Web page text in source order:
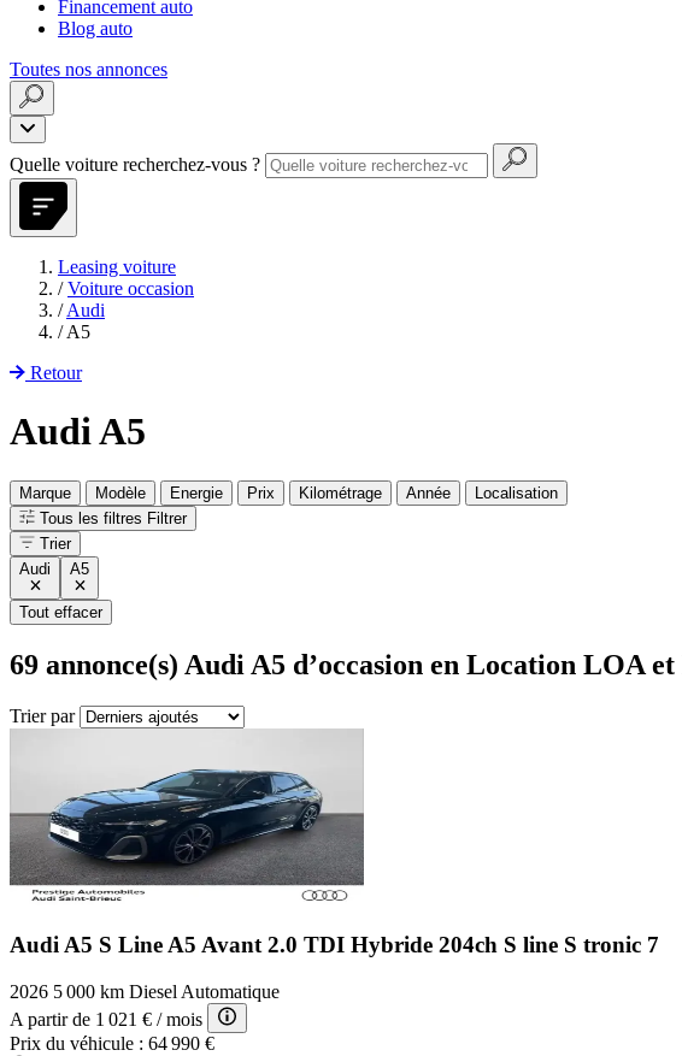
Financement auto
Blog auto
Toutes nos annonces
Quelle voiture recherchez-vous ?
Leasing voiture
/ Voiture occasion
/ Audi
/ A5
Retour
Audi A5
Marque Modèle Energie Prix Kilométrage Année
Localisation
Tous les filtres Filtrer
Trier
Audi
A5
Tout effacer
69 annonce(s) Audi A5 d’occasion en Location LOA
Trier par
Audi A5 S LineA5 Avant 2.0 TDI Hybride 204ch S line S tronic 7
2026 5 000 km Diesel Automatique
A partir de 1 021 € / mois
Prix du véhicule : 64 990 €